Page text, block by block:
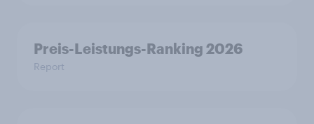
Preis-Leistungs-Ranking 2026
Report